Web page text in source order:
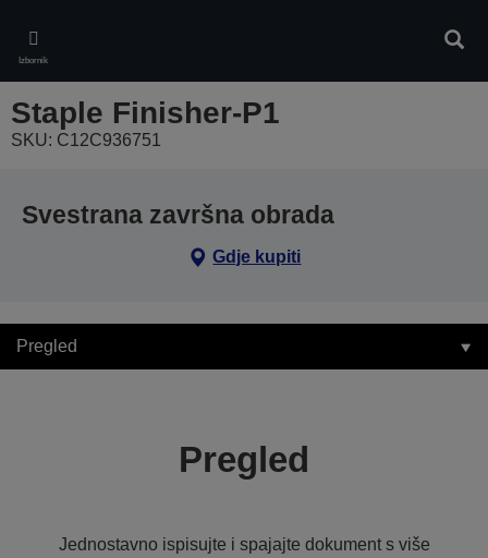
main
content
Izbornik
Staple Finisher-P1
SKU: C12C936751
Svestrana završna obrada
Gdje kupiti
Pregled
Pregled
Jednostavno ispisujte i spajajte dokument s više